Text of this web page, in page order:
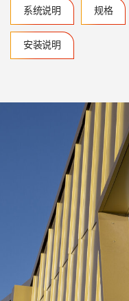
系统说明 规格
安装说明